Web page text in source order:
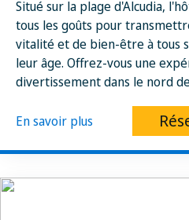
Situé sur la plage d'Alcudia,
tous les goûts pour
vitalité et de bien-être à tous
leur âge. Offrez-vous une
divertissement dans le nord
En savoir plus